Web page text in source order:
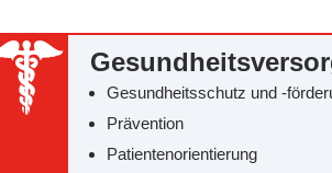
Gesundheitsschutz und -
Prävention
Patientenorientierung